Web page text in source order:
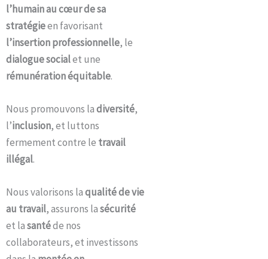
l’humain au cœur de sa
stratégieen favorisant
l’insertion professionnelle, le
dialogue socialet une
rémunération équitable.
Nous promouvons ladiversité,
l’inclusion, et luttons
fermement contre le travail
illégal.
Nous valorisons laqualité de vie
au travail, assurons lasécurité
et lasantéde nos
collaborateurs, et investissons